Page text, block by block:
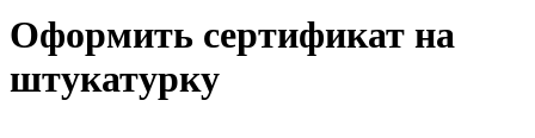
Оформить сертификат на
штукатурку